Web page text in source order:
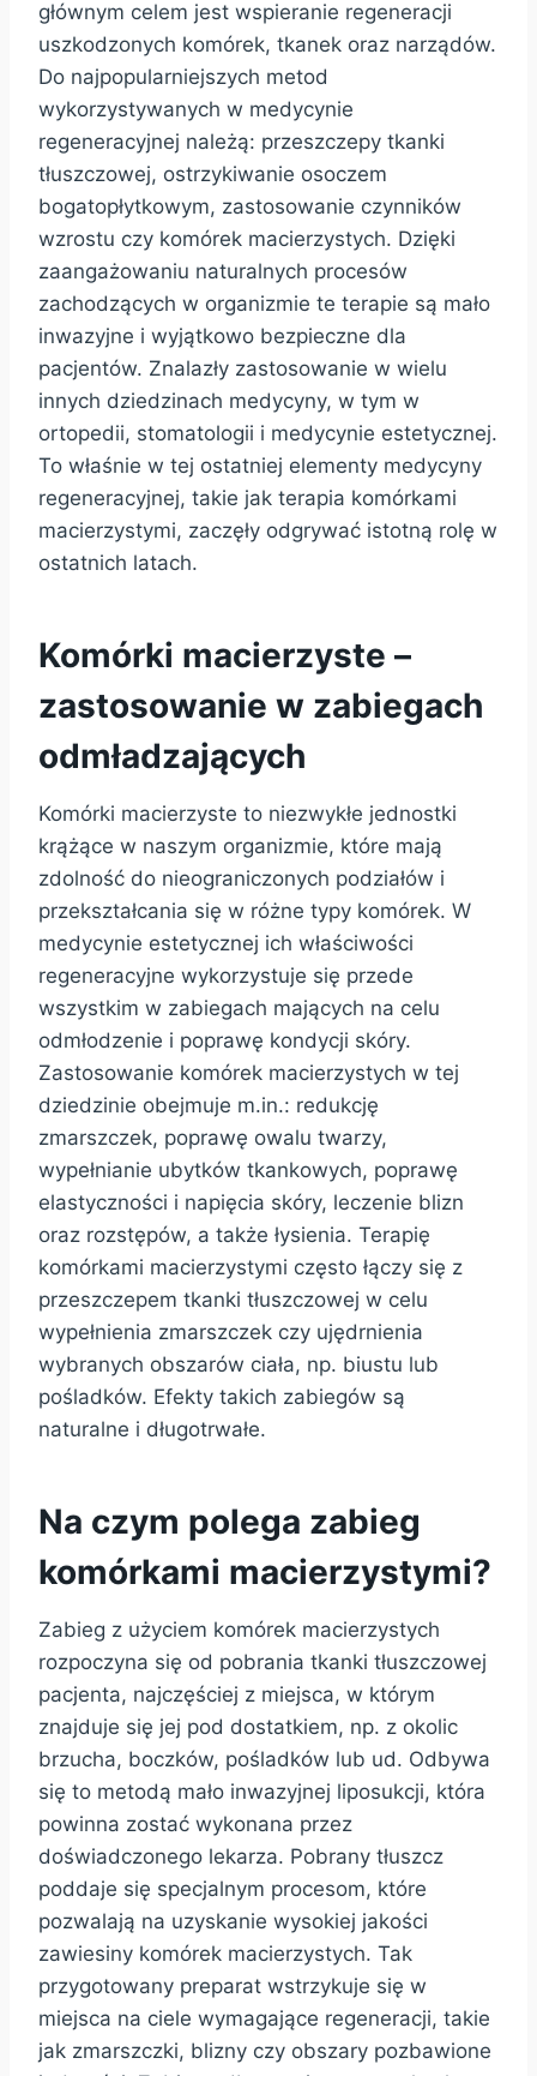
głównym celem jest wspieranie regeneracji
uszkodzonych komórek, tkanek oraz narządów.
Do najpopularniejszych metod
wykorzystywanych w medycynie
regeneracyjnej należą: przeszczepy tkanki
tłuszczowej, ostrzykiwanie osoczem
bogatopłytkowym, zastosowanie czynników
wzrostu czy komórek macierzystych. Dzięki
zaangażowaniu naturalnych procesów
zachodzących w organizmie te terapie są mało
inwazyjne i wyjątkowo bezpieczne dla
pacjentów. Znalazły zastosowanie w wielu
innych dziedzinach medycyny, w tym w
ortopedii, stomatologii i medycynie estetycznej.
To właśnie w tej ostatniej elementy medycyny
regeneracyjnej, takie jak terapia komórkami
macierzystymi, zaczęły odgrywać istotną rolę w
ostatnich latach.
Komórki macierzyste –
zastosowanie w zabiegach
odmładzających
Komórki macierzyste to niezwykłe jednostki
krążące w naszym organizmie, które mają
zdolność do nieograniczonych podziałów i
przekształcania się w różne typy komórek. W
medycynie estetycznej ich właściwości
regeneracyjne wykorzystuje się przede
wszystkim w zabiegach mających na celu
odmłodzenie i poprawę kondycji skóry.
Zastosowanie komórek macierzystych w tej
dziedzinie obejmuje m.in.: redukcję
zmarszczek, poprawę owalu twarzy,
wypełnianie ubytków tkankowych, poprawę
elastyczności i napięcia skóry, leczenie blizn
oraz rozstępów, a także łysienia. Terapię
komórkami macierzystymi często łączy się z
przeszczepem tkanki tłuszczowej w celu
wypełnienia zmarszczek czy ujędrnienia
wybranych obszarów ciała, np. biustu lub
pośladków. Efekty takich zabiegów są
naturalne i długotrwałe.
Na czym polega zabieg
komórkami macierzystymi?
Zabieg z użyciem komórek macierzystych
rozpoczyna się od pobrania tkanki tłuszczowej
pacjenta, najczęściej z miejsca, w którym
znajduje się jej pod dostatkiem, np. z okolic
brzucha, boczków, pośladków lub ud. Odbywa
się to metodą mało inwazyjnej liposukcji, która
powinna zostać wykonana przez
doświadczonego lekarza. Pobrany tłuszcz
poddaje się specjalnym procesom, które
pozwalają na uzyskanie wysokiej jakości
zawiesiny komórek macierzystych. Tak
przygotowany preparat wstrzykuje się w
miejsca na ciele wymagające regeneracji, takie
jak zmarszczki, blizny czy obszary pozbawione